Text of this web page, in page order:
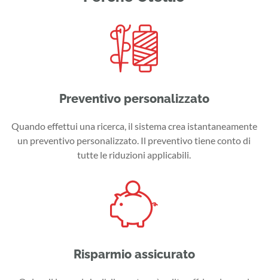
Preventivo personalizzato
Quando effettui una ricerca, il sistema crea istantaneamente
un preventivo personalizzato. Il preventivo tiene conto di
tutte le riduzioni applicabili.
Risparmio assicurato